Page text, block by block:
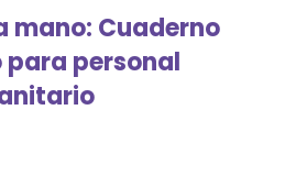
mano: Cuaderno
para personal